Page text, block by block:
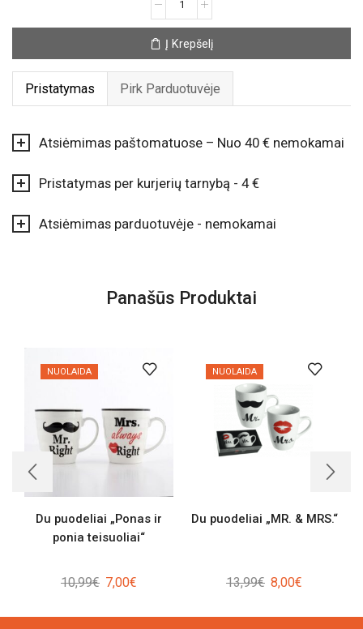
Puodelis
„Emocijos“
Į Krepšelį
Pristatymas Pirk Parduotuvėje
Atsiėmimas paštomatuose – Nuo 40 € nemokamai
Pristatymas per kurjerių tarnybą - 4 €
Atsiėmimas parduotuvėje - nemokamai
Panašūs Produktai
NUOLAIDA
Du puodeliai „Ponas ir
ponia teisuoliai“
10,99€ Original
was:
7,00€
is:
NUOLAIDA
Du puodeliai „MR. & MRS.“
13,99€ Original
was:
8,00€
is: